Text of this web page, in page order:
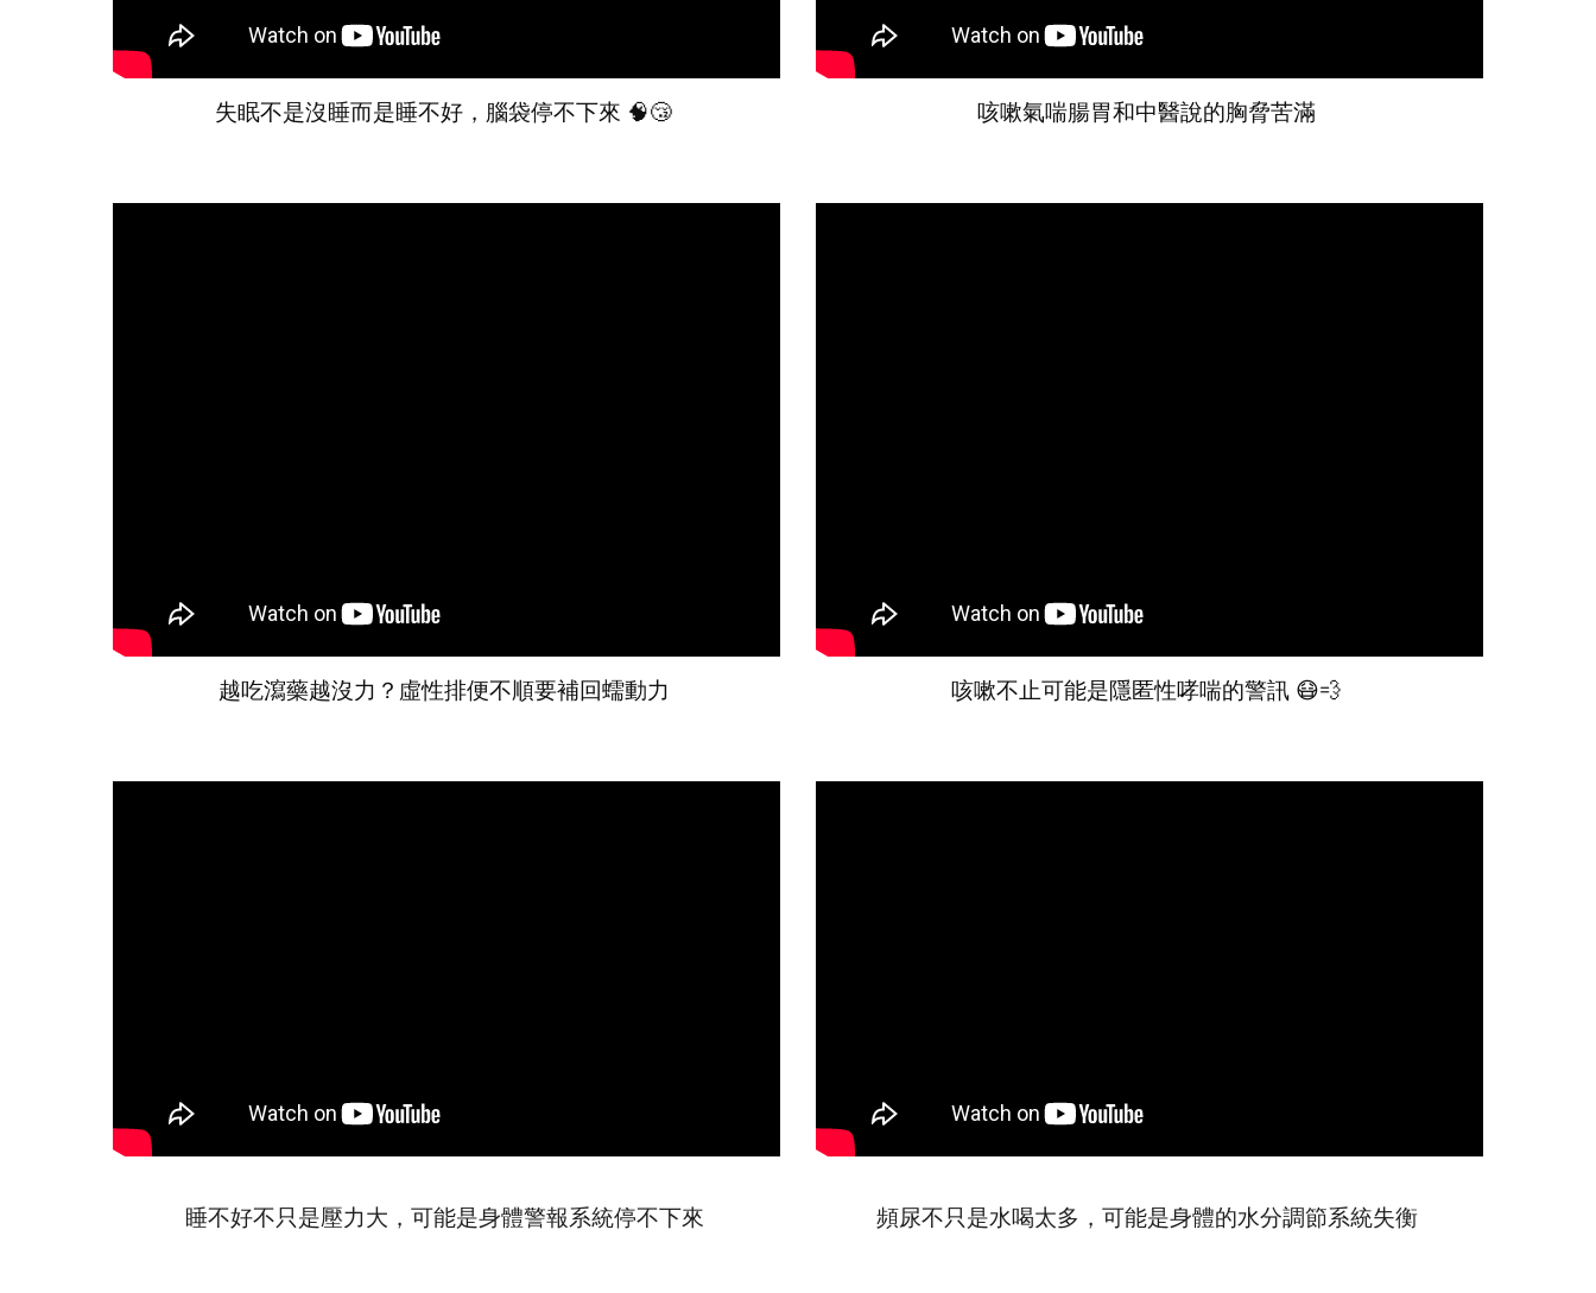
失眠不是沒睡而是睡不好，腦袋停不下來 🧠😴 咳嗽氣喘腸胃和中醫說的胸脅苦滿
越吃瀉藥越沒力？虛性排便不順要補回蠕動力 咳嗽不止可能是隱匿性哮喘的警訊 😷💨
睡不好不只是壓力大，可能是身體警報系統停不下來 頻尿不只是水喝太多，可能是身體的水分調節系統失衡